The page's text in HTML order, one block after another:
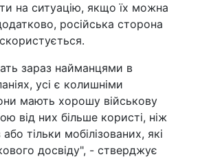
на ситуацію, якщо їх можна
російська сторона
зараз найманцями в
усі є колишніми
мають хорошу військову
від них більше користі, ніж
тільки мобілізованих, які
досвіду", - стверджує